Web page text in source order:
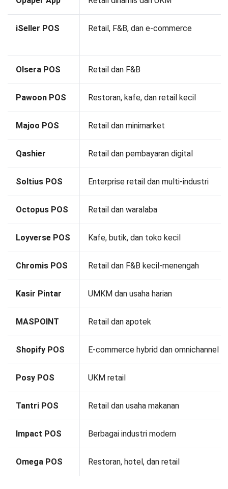
iSeller POS Retail, F&B, dan e-commerce
Olsera POS Retail dan F&B
Pawoon POS Restoran, kafe, dan retail kecil
Majoo POS Retail dan minimarket
Qashier Retail dan pembayaran digital
Soltius POS Enterprise retail dan multi-industri
Octopus POS Retail dan waralaba
Loyverse POS Kafe, butik, dan toko kecil
Chromis POS Retail dan F&B kecil-menengah
Kasir Pintar UMKM dan usaha harian
MASPOINT Retail dan apotek
Shopify POS E-commerce hybrid dan omnichannel
Posy POS UKM retail
Tantri POS Retail dan usaha makanan
Impact POS Berbagai industri modern
Omega POS Restoran, hotel, dan retail